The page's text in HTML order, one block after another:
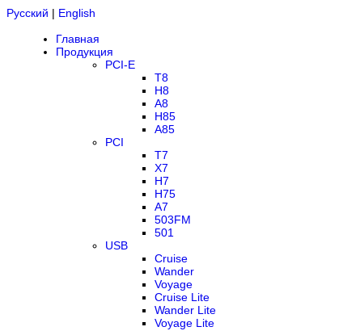
Русский | English
Главная
Продукция
PCI-E
T8
H8
A8
H85
A85
PCI
T7
X7
H7
H75
A7
503FM
501
USB
Cruise
Wander
Voyage
Cruise Lite
Wander Lite
Voyage Lite